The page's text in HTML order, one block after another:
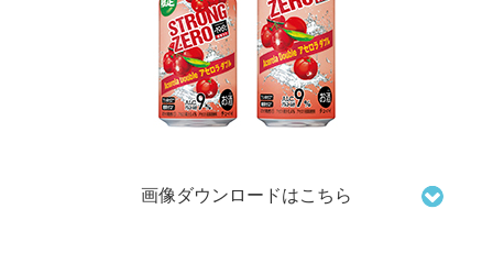
画像ダウンロードはこちら